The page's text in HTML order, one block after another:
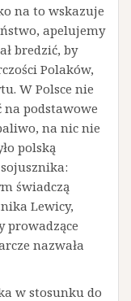
na to wskazuje
apelujemy
bredzić, by
Polaków,
W Polsce nie
na podstawowe
na nic nie
polską
świadczą
Lewicy,
prowadzące
nazwała
w stosunku do